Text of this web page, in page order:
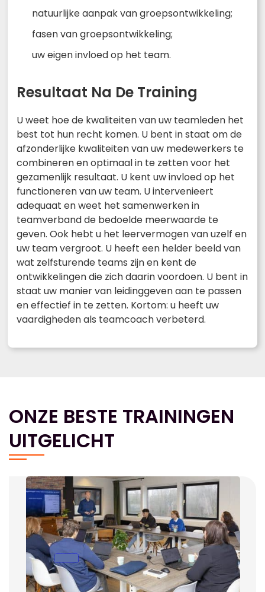
natuurlijke aanpak van groepsontwikkeling;
fasen van groepsontwikkeling;
uw eigen invloed op het team.
Resultaat Na De Training
U weet hoe de kwaliteiten van uw teamleden het
best tot hun recht komen. U bent in staat om de
afzonderlijke kwaliteiten van uw medewerkers te
combineren en optimaal in te zetten voor het
gezamenlijk resultaat. U kent uw invloed op het
functioneren van uw team. U intervenieert
adequaat en weet het samenwerken in
teamverband de bedoelde meerwaarde te
geven. Ook hebt u het leervermogen van uzelf en
uw team vergroot. U heeft een helder beeld van
wat zelfsturende teams zijn en kent de
ontwikkelingen die zich daarin voordoen. U bent in
staat uw manier van leidinggeven aan te passen
en effectief in te zetten. Kortom: u heeft uw
vaardigheden als teamcoach verbeterd.
ONZE BESTE TRAININGEN
UITGELICHT